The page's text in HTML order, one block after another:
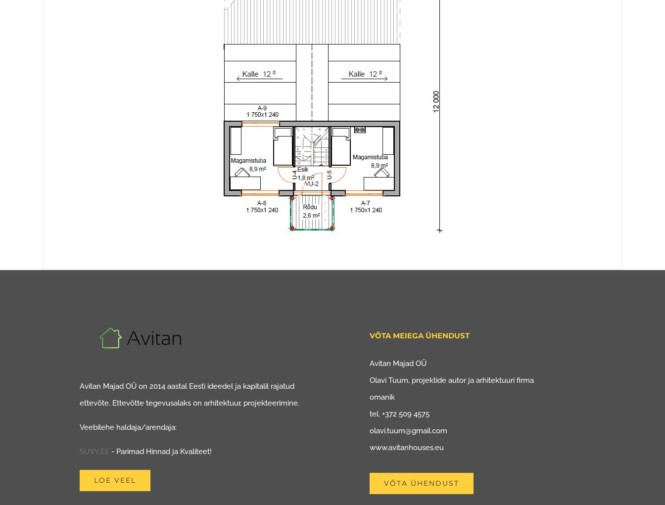
Avitan Majad OÜ on 2014 aastal Eesti ideedel ja kapitalil rajatud
ettevõte. Ettevõtte tegevusalaks on arhitektuur, projekteerimine.
Veebilehe haldaja/arendaja:
SUVY.EE - Parimad Hinnad ja Kvaliteet!
LOE VEEL
VÕTA MEIEGA ÜHENDUST
Avitan Majad OÜ
Olavi Tuum, projektide autor ja arhitektuuri firma
omanik
tel. +372 509 4575
olavi.tuum@gmail.com
www.avitanhouses.eu
VÕTA ÜHENDUST